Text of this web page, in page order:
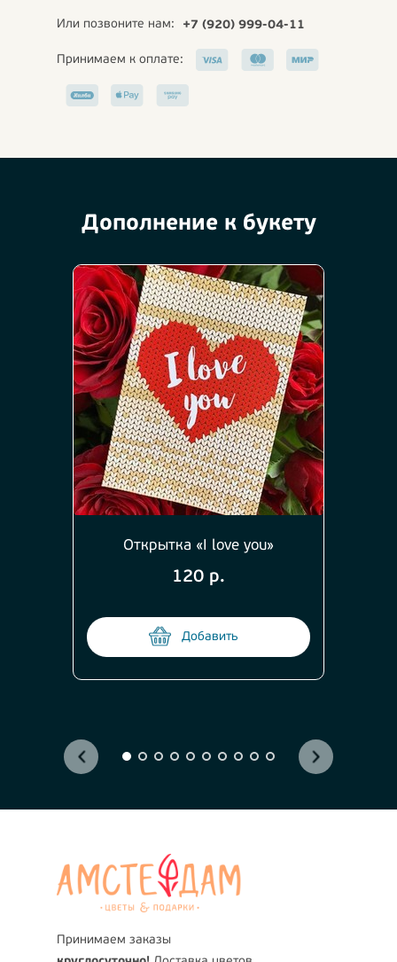
Или позвоните нам: +7 (920) 999-04-11
Принимаем к оплате:
Дополнение к букету
Открытка «I love you»
120 р.
Добавить
Принимаем заказы